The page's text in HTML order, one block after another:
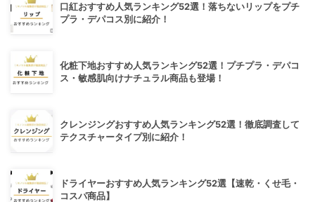
口紅おすすめ人気ランキング52選！落ちないリップをプチ
プラ・デパコス別に紹介！
化粧下地おすすめ人気ランキング52選！プチプラ・デパコ
ス・敏感肌向けナチュラル商品も登場！
クレンジングおすすめ人気ランキング52選！徹底調査して
テクスチャータイプ別に紹介！
ドライヤーおすすめ人気ランキング52選【速乾・くせ毛・
コスパ商品】